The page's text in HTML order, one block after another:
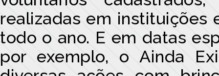
realizadas em instituições
todo o ano. E em datas
por exemplo, o Ainda